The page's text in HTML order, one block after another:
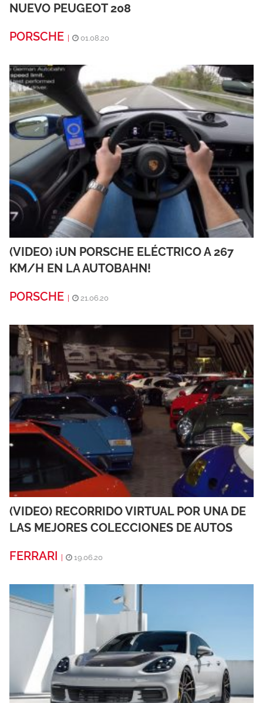
NUEVO PEUGEOT 208
PORSCHE
01.08.20
(VIDEO) ¡UN PORSCHE ELÉCTRICO A 267
KM/H EN LA AUTOBAHN!
PORSCHE | 21.06.20
(VIDEO) RECORRIDO VIRTUAL POR UNA DE
LAS MEJORES COLECCIONES DE AUTOS
FERRARI
19.06.20